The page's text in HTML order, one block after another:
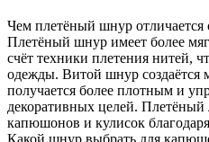
Чем плетёный шнур отличается
Плетёный шнур имеет более
счёт техники плетения нитей,
одежды. Витой шнур создаётся
получается более плотным и
декоративных целей. Плетёный
капюшонов и кулисок
Какой шнур выбрать для